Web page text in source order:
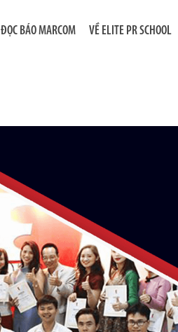
ĐỌC BÁO MARCOM VỀ ELITE PR SCHOOL